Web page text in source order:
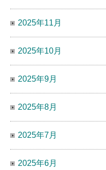
2025年11月
2025年10月
2025年9月
2025年8月
2025年7月
2025年6月